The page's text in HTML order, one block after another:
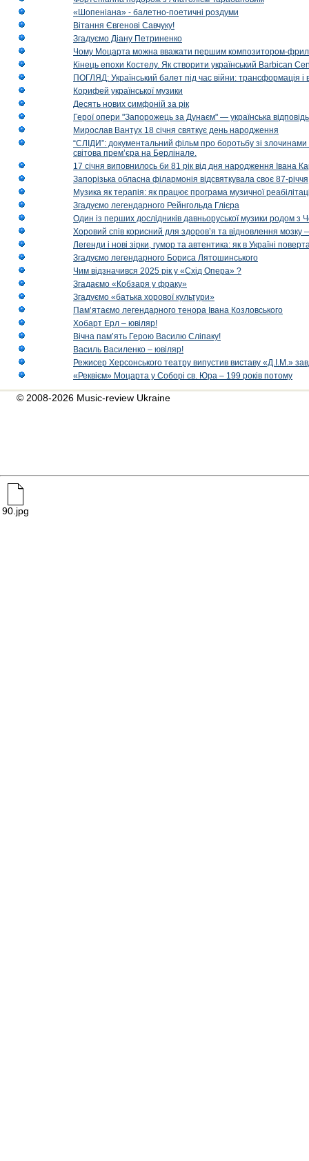
«Шопеніана» - балетно-поетичні роздуми
Вітання Євгенові Савчуку!
Згадуємо Діану Петриненко
Чому Моцарта можна вважати першим композитором-
Кінець епохи Костелу. Як створити український Barbican
ПОГЛЯД: Український балет під час війни: трансформація і
Корифей української музики
Десять нових симфоній за рік
Герої опери "Запорожець за Дунаєм" — українська
Мирослав Вантух 18 січня святкує день народження
“СЛІДИ”: документальний фільм про боротьбу зі
світова прем’єра на Берлінале.
17 січня виповнилось би 81 рік від дня народження Івана
Запорізька обласна філармонія відсвяткувала своє 87-річчя
Музика як терапія: як працює програма музичної
Згадуємо легендарного Рейнгольда Глієра
Один із перших дослідників давньоруської музики родом з
Хоровий спів корисний для здоров’я та відновлення мозку
Легенди і нові зірки, гумор та автентика: як в Україні
Згадуємо легендарного Бориса Лятошинського
Чим відзначився 2025 рік у «Схід Опера» ?
Згадаємо «Кобзаря у фраку»
Згадуємо «батька хорової культури»
Пам’ятаємо легендарного тенора Івана Козловського
Хобарт Ерл – ювіляр!
Вічна пам’ять Герою Василю Сліпаку!
Василь Василенко – ювіляр!
Режисер Херсонського театру випустив виставу «Д.І.М.»
«Реквієм» Моцарта у Соборі св. Юра – 199 років потому
© 2008-2026 Music-review Ukraine
90.jpg